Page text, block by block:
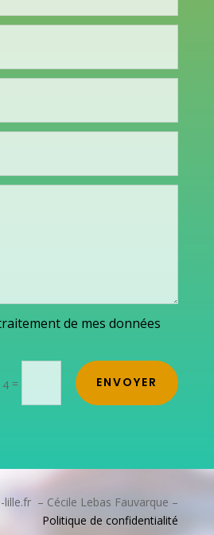
de mes données
4 = ENVOYER
– Cécile Lebas Fauvarque –
Politique de confidentialité